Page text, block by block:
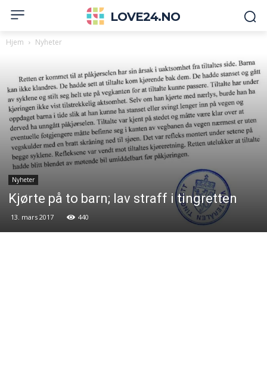
LOVE24.NO
Hjem Nyheter
Nyheter
Kjørte på to barn; lav straff i tingretten
13. mars 2017 440